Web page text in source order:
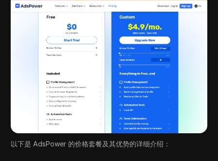
以下是 AdsPower 的价格套餐及其优势的详细介绍：